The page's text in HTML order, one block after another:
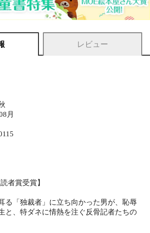
レビュー
月
者賞受賞】
る「独裁者」に立ち向かった男が、恥辱
と、特ダネに情熱を注ぐ反骨記者たちの